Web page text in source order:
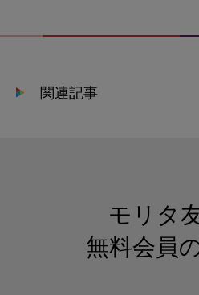
関連記事
モリタ
無料会員